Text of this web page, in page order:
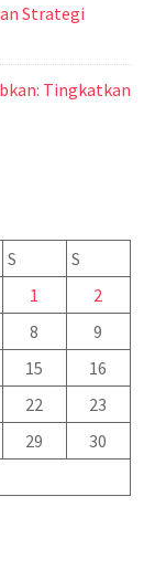
Strategi
Tingkatkan
S
S
1
2
8
9
15
16
22
23
29
30